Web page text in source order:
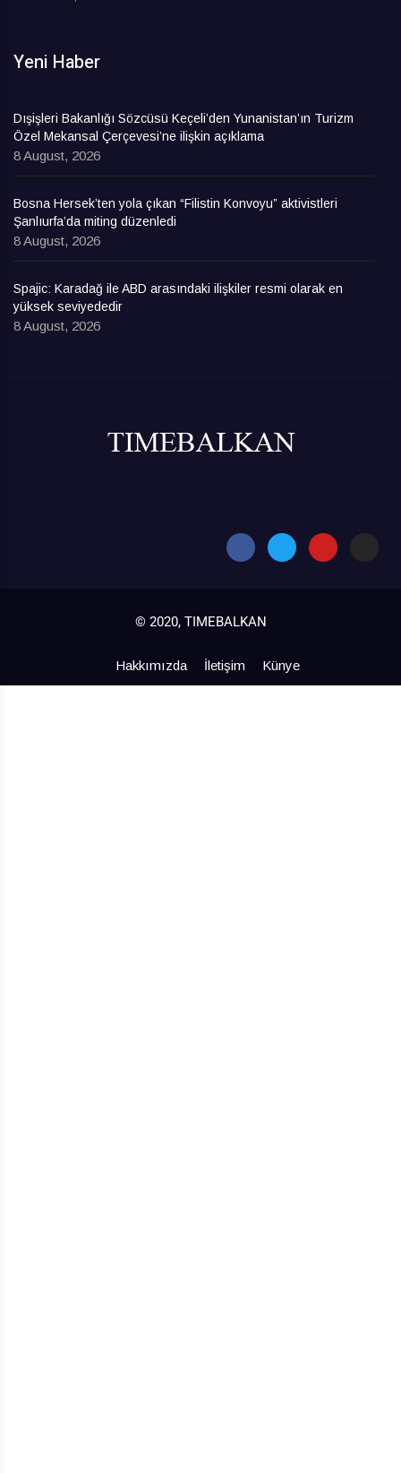
Yeni Haber
Dışişleri Bakanlığı Sözcüsü Keçeli’den Yunanistan’ın Turizm
Özel Mekansal Çerçevesi’ne ilişkin açıklama
8 August, 2026
Bosna Hersek’ten yola çıkan “Filistin Konvoyu” aktivistleri
Şanlıurfa’da miting düzenledi
8 August, 2026
Spajic: Karadağ ile ABD arasındaki ilişkiler resmi olarak en
yüksek seviyededir
8 August, 2026
© 2020, TIMEBALKAN
Hakkımızda İletişim Künye